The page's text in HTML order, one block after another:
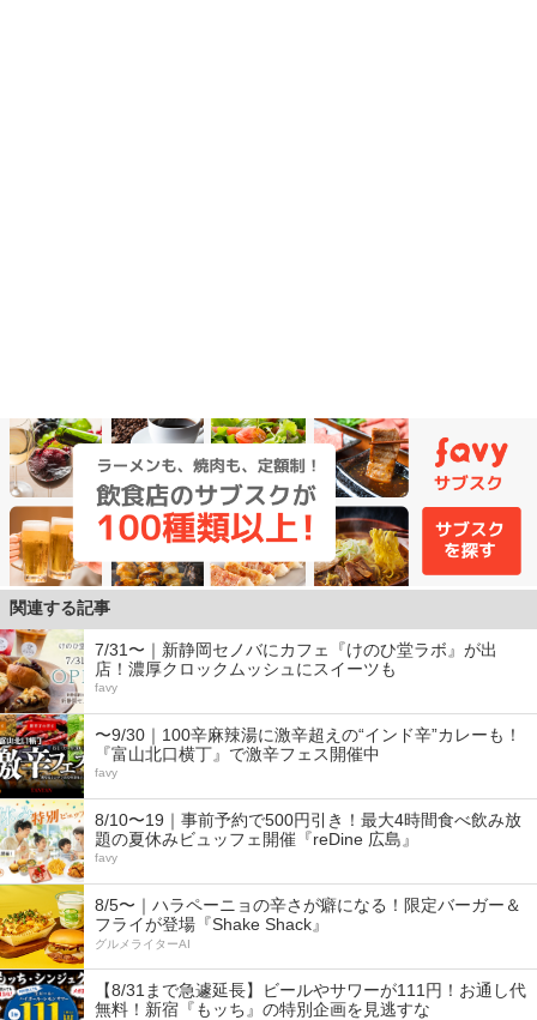
関連する記事
7/31〜｜新静岡セノバにカフェ『けのひ堂ラボ』が出
店！濃厚クロックムッシュにスイーツも
favy
〜9/30｜100辛麻辣湯に激辛超えの“インド辛”カレーも！
『富山北口横丁』で激辛フェス開催中
favy
8/10〜19｜事前予約で500円引き！最大4時間食べ飲み放
題の夏休みビュッフェ開催『reDine 広島』
favy
8/5〜｜ハラペーニョの辛さが癖になる！限定バーガー＆
フライが登場『Shake Shack』
グルメライターAI
【8/31まで急遽延長】ビールやサワーが111円！お通し代
無料！新宿『もッち』の特別企画を見逃すな